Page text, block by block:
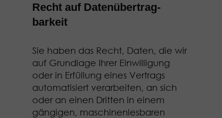
Recht auf Daten­übertrag­
barkeit
Sie haben das Recht, Daten, die wir
auf Grundlage Ihrer Einwilligung
oder in Erfüllung eines Vertrags
automatisiert verarbeiten, an sich
oder an einen Dritten in einem
gängigen, maschinenlesbaren